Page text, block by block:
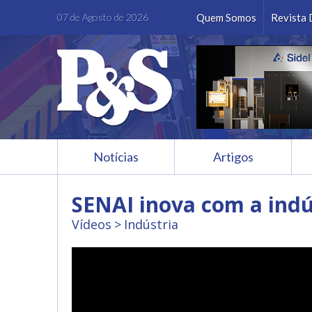
07 de Agosto de 2026 Quem Somos Revista
FacebookInstagramLinkedIn
Notícias Artigos
SENAI inova com a
Vídeos Indústria